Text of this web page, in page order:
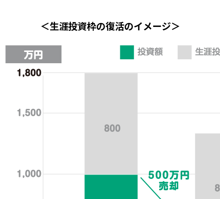
＜生涯投資枠の復活のイメージ＞